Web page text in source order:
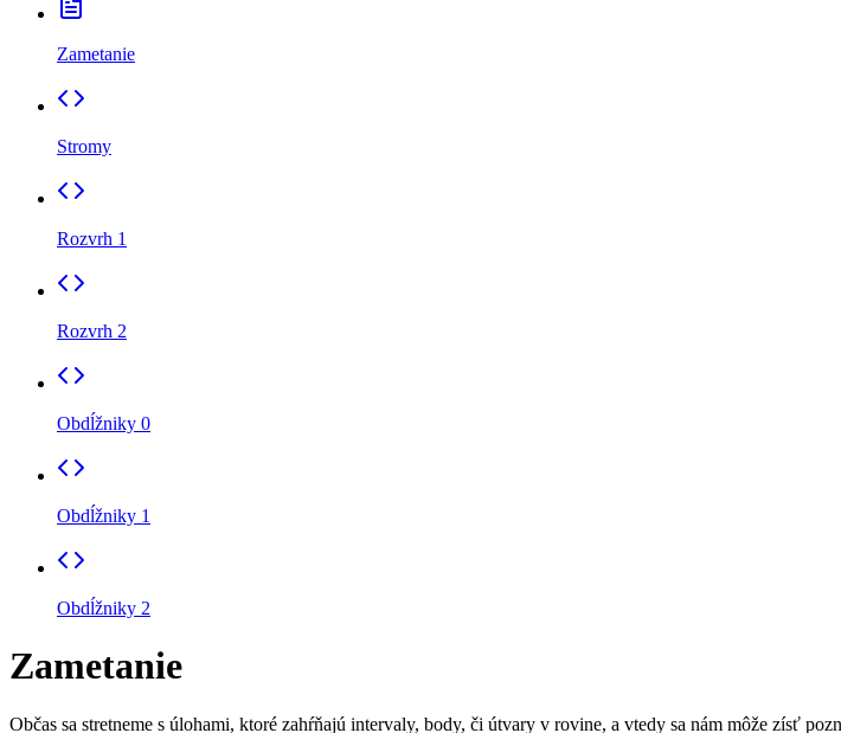
Zametanie
Stromy
Rozvrh 1
Rozvrh 2
Obdĺžniky 0
Obdĺžniky 1
Obdĺžniky 2
Zametanie
Občas sa stretneme s úlohami, ktoré zahŕňajú intervaly, body, či útvary v rovine, a vtedy sa nám môže zísť